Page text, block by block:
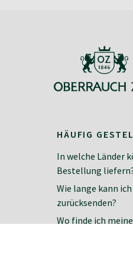
HÄUFIG
In welche Länder
Bestellung
Wie lange kann
zurücksenden?
Wo finde ich